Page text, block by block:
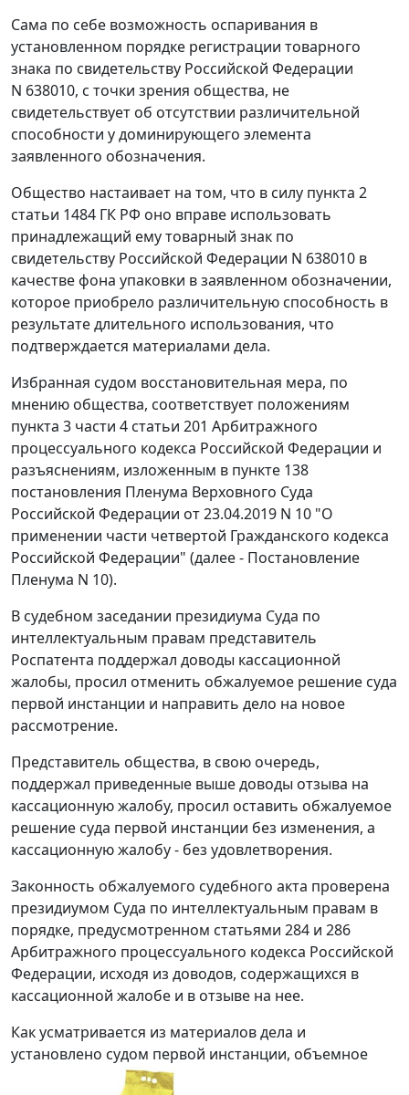
Сама по себе возможность оспаривания в
установленном порядке регистрации товарного
знака по свидетельству Российской Федерации
N 638010, с точки зрения общества, не
свидетельствует об отсутствии различительной
способности у доминирующего элемента
заявленного обозначения.
Общество настаивает на том, что в силу пункта 2
статьи 1484 ГК РФ оно вправе использовать
принадлежащий ему товарный знак по
свидетельству Российской Федерации N 638010 в
качестве фона упаковки в заявленном обозначении,
которое приобрело различительную способность в
результате длительного использования, что
подтверждается материалами дела.
Избранная судом восстановительная мера, по
мнению общества, соответствует положениям
пункта 3 части 4 статьи 201 Арбитражного
процессуального кодекса Российской Федерации и
разъяснениям, изложенным в пункте 138
постановления Пленума Верховного Суда
Российской Федерации от 23.04.2019 N 10 "О
применении части четвертой Гражданского кодекса
Российской Федерации" (далее - Постановление
Пленума N 10).
В судебном заседании президиума Суда по
интеллектуальным правам представитель
Роспатента поддержал доводы кассационной
жалобы, просил отменить обжалуемое решение суда
первой инстанции и направить дело на новое
рассмотрение.
Представитель общества, в свою очередь,
поддержал приведенные выше доводы отзыва на
кассационную жалобу, просил оставить обжалуемое
решение суда первой инстанции без изменения, а
кассационную жалобу - без удовлетворения.
Законность обжалуемого судебного акта проверена
президиумом Суда по интеллектуальным правам в
порядке, предусмотренном статьями 284 и 286
Арбитражного процессуального кодекса Российской
Федерации, исходя из доводов, содержащихся в
кассационной жалобе и в отзыве на нее.
Как усматривается из материалов дела и
установлено судом первой инстанции, объемное